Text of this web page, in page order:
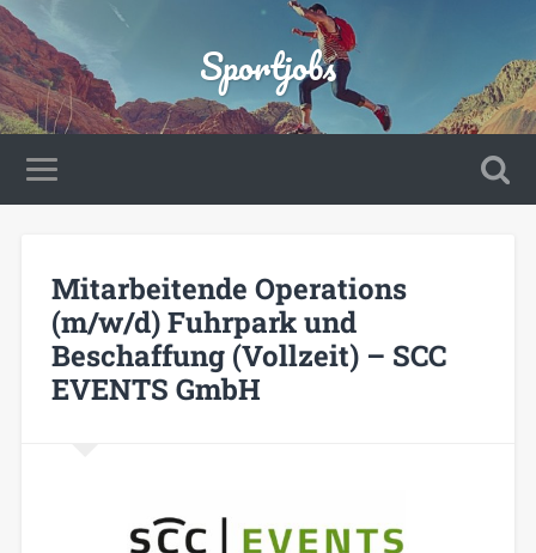
Sportjobs
Mitarbeitende Operations
(m/w/d) Fuhrpark und
Beschaffung (Vollzeit) – SCC
EVENTS GmbH